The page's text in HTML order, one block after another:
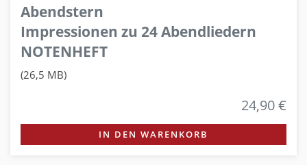
Abendstern
Impressionen zu 24 Abendliedern
NOTENHEFT
(26,5 MB)
24,90 €
IN DEN WARENKORB